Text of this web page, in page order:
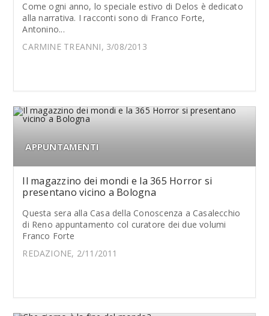
Come ogni anno, lo speciale estivo di Delos è dedicato
alla narrativa. I racconti sono di Franco Forte,
Antonino...
CARMINE TREANNI, 3/08/2013
APPUNTAMENTI
Il magazzino dei mondi e la 365 Horror si
presentano vicino a Bologna
Questa sera alla Casa della Conoscenza a Casalecchio
di Reno appuntamento col curatore dei due volumi
Franco Forte
REDAZIONE, 2/11/2011